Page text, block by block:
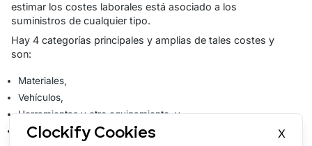
estimar los costes laborales está asociado a los
suministros de cualquier tipo.
Hay 4 categorías principales y amplias de tales costes y
son:
Materiales,
Vehículos,
Herramientas y otro equipamiento, y
Otros elementos proporcionados por la empresa.
Clockify Cookies
X